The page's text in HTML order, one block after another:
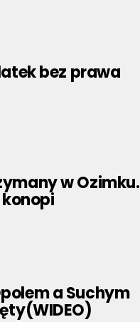
bez prawa
w Ozimku.
a Suchym